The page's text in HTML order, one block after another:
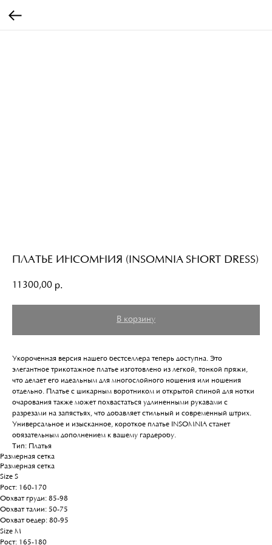
ПЛАТЬЕ ИНСОМНИЯ (INSOMNIA SHORT DRESS)
11300,00 р.
В корзину
Укороченная версия нашего бестселлера теперь доступна. Это
элегантное трикотажное платье изготовлено из легкой, тонкой пряжи,
что делает его идеальным для многослойного ношения или ношения
отдельно. Платье с шикарным воротником и открытой спиной для нотки
очарования также может похвастаться удлиненными рукавами с
разрезами на запястьях, что добавляет стильный и современный штрих.
Универсальное и изысканное, короткое платье INSOMNIA станет
обязательным дополнением к вашему гардеробу.
Тип: Платья
Размерная сетка
Размерная сетка
Size S
Рост: 160-170
Обхват груди: 85-98
Обхват талии: 50-75
Обхват бедер: 80-95
Size M
Рост: 165-180